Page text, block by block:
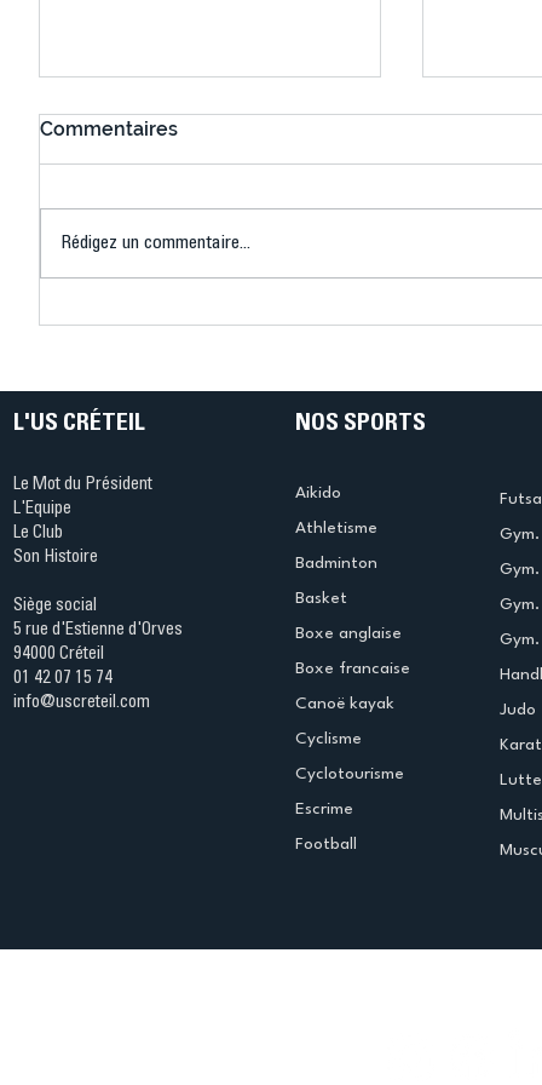
Ping ? Quand le tennis de
termine
Commentaires
Rédigez un commentaire...
L'US CRÉTEIL
Le Mot du Président
L'Equipe
Le Club
Son Histoire
Siège social
5 rue d'Estienne d'Orves
94000 Créteil
01 42 07 15 74
info@uscreteil.com
NOS SPORTS
Aikido
Athletisme
Badminton
Basket
Boxe anglaise
Boxe francaise
Canoë kayak
Cyclisme
Cyclotourisme
Escrime
Football
Judo
Lutte